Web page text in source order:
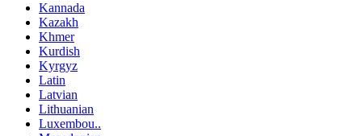
Kannada
Kazakh
Khmer
Kurdish
Kyrgyz
Latin
Latvian
Lithuanian
Luxembou..